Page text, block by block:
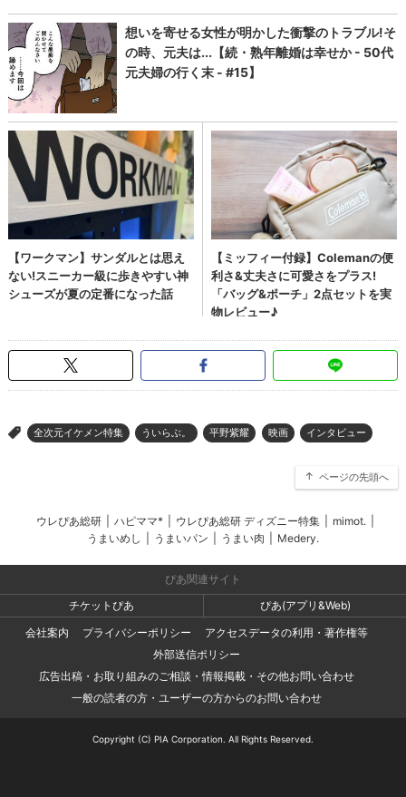
> 全次元イケメン特集 ういらぶ。 平野紫耀 映画 インタビュー
ページの先頭へ
ウレぴあ総研 ハピママ* ウレぴあ総研 ディズニー特集 mimot.
うまいめし
うまいパン うまい肉 Medery.
ぴあ関連サイト
チケットぴあ
ぴあ(アプリ&Web)
会社案内
プライバシーポリシー
アクセスデータの利用・著作権等
外部送信ポリシー
広告出稿・お取り組みのご相談・情報掲載・その他お問い合わせ
一般の読者の方・ユーザーの方からのお問い合わせ
Copyright (C) PIA Corporation. All Rights Reserved.